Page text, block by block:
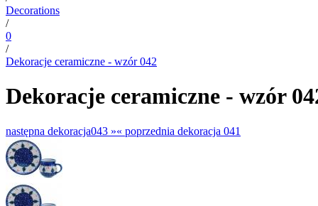
Decorations
/
0
/
Dekoracje ceramiczne - wzór 042
Dekoracje ceramiczne - wzór
następna dekoracja043 »« poprzednia dekoracja 041